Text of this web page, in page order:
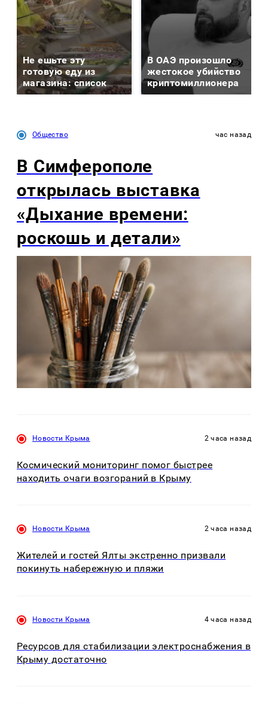
Не ешьте эту
готовую еду из
магазина: список
В ОАЭ произошло
жестокое убийство
криптомиллионера
Общество час назад
В Симферополе
открылась выставка
«Дыхание времени:
роскошь и детали»
Новости Крыма 2 часа назад
Космический мониторинг помог быстрее
находить очаги возгораний в Крыму
Новости Крыма 2 часа назад
Жителей и гостей Ялты экстренно призвали
покинуть набережную и пляжи
Новости Крыма 4 часа назад
Ресурсов для стабилизации электроснабжения в
Крыму достаточно